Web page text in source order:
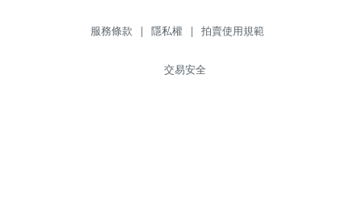
服務條款 | 隱私權 | 拍賣使用規範
交易安全